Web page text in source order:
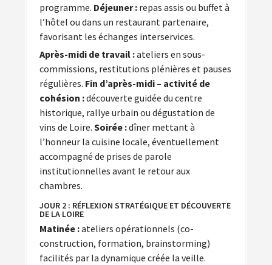
programme. Déjeuner : repas assis ou buffet à
l’hôtel ou dans un restaurant partenaire,
favorisant les échanges interservices.
Après-midi de travail :ateliers en sous-
commissions, restitutions plénières et pauses
régulières. Fin d’après-midi – activité de
cohésion :découverte guidée du centre
historique, rallye urbain ou dégustation de
vins de Loire. Soirée :dîner mettant à
l’honneur la cuisine locale, éventuellement
accompagné de prises de parole
institutionnelles avant le retour aux
chambres.
JOUR 2 : RÉFLEXION STRATÉGIQUE ET DÉCOUVERTE
DE LA LOIRE
Matinée :ateliers opérationnels (co-
construction, formation, brainstorming)
facilités par la dynamique créée la veille.